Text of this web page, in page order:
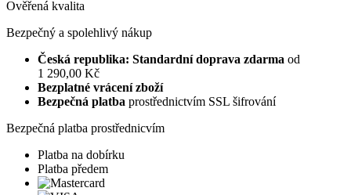
Ověřená kvalita
Bezpečný a spolehlivý nákup
Česká republika: Standardní doprava zdarma od
1 290,00 Kč
Bezplatné vrácení zboží
Bezpečná platba prostřednictvím SSL šifrování
Bezpečná platba prostřednicvím
Platba na dobírku
Platba předem